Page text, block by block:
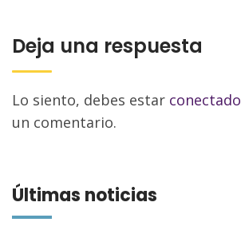
Deja una respuesta
Lo siento, debes estar conectado
un comentario.
Últimas noticias